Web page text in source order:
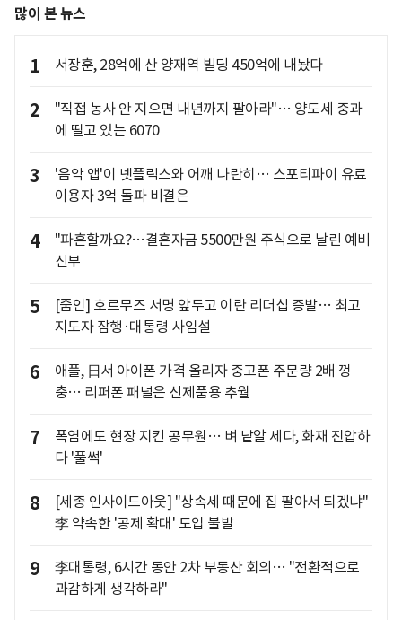
많이 본 뉴스
1 서장훈, 28억에 산 양재역 빌딩 450억에 내놨다
2
"직접 농사 안 지으면 내년까지 팔아라"… 양도세 중과
에 떨고 있는 6070
3
'음악 앱'이 넷플릭스와 어깨 나란히… 스포티파이 유료
이용자 3억 돌파 비결은
4
"파혼할까요?…결혼자금 5500만원 주식으로 날린 예비
신부
5
[줌인] 호르무즈 서명 앞두고 이란 리더십 증발… 최고
지도자 잠행·대통령 사임설
6
애플, 日서 아이폰 가격 올리자 중고폰 주문량 2배 껑
충… 리퍼폰 패널은 신제품용 추월
7
폭염에도 현장 지킨 공무원… 벼 낱알 세다, 화재 진압하
다 '풀썩'
8
[세종 인사이드아웃] "상속세 때문에 집 팔아서 되겠냐"
李 약속한 '공제 확대' 도입 불발
9
李대통령, 6시간 동안 2차 부동산 회의… "전환적으로
과감하게 생각하라"